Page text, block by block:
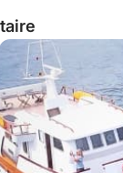
à votre
intimité et